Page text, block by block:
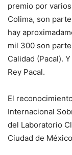
premio por
Colima, son
hay
mil 300 son
Calidad (Pacal).
Rey Pacal.
El
Internacional
del Laboratorio
Ciudad de